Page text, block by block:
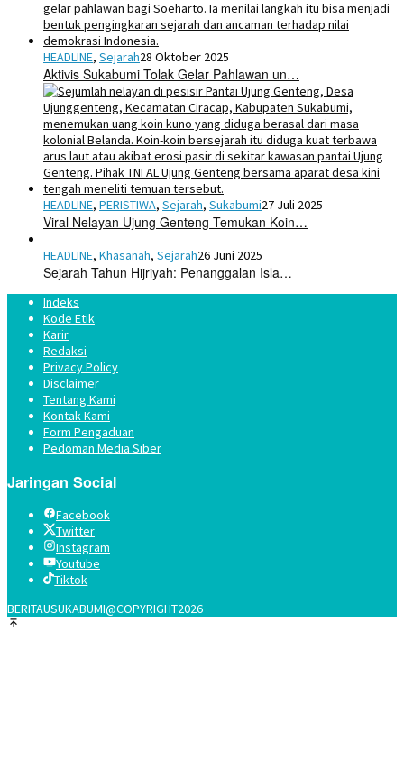
HEADLINE, Sejarah28 Oktober 2025
Aktivis Sukabumi Tolak Gelar Pahlawan un…
HEADLINE, PERISTIWA, Sejarah, Sukabumi27 Juli 2025
Viral Nelayan Ujung Genteng Temukan Koin…
HEADLINE, Khasanah, Sejarah26 Juni 2025
Sejarah Tahun Hijriyah: Penanggalan Isla…
Indeks
Kode Etik
Karir
Redaksi
Privacy Policy
Disclaimer
Tentang Kami
Kontak Kami
Form Pengaduan
Pedoman Media Siber
Jaringan Social
Facebook
Twitter
Instagram
Youtube
Tiktok
BERITAUSUKABUMI@COPYRIGHT2026